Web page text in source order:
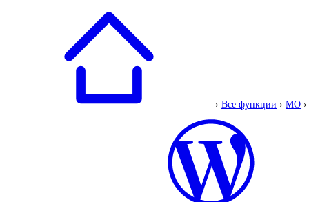
› Все функции › MO ›